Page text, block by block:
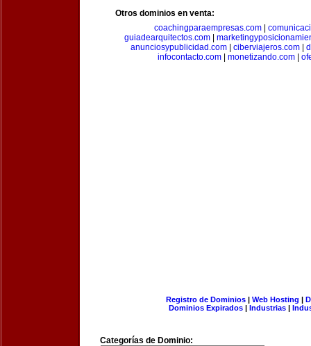
Otros dominios en venta:
coachingparaempresas.com|
guiadearquitectos.com
anunciosypublicidad.com| ciberviajeros.com|
infocontacto.com
monetizando.com
Registro de Dominios| Web Hosting |
Dominios Expirados | Industrias |
Categorías de Dominio: